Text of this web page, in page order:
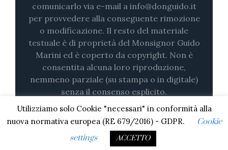
comunicarlo via e-mail a info@donguido.it
per provvedere alla conseguente rimozione
o modificazione. Il resto del materiale
testuale è di proprietà del Monsignor Guido
Marini ed è coperto da copyright. Non è
consentita alcuna loro riproduzione,
nemmeno parziale (su stampa o in digitale)
senza il consenso esplicito.
Utilizziamo solo Cookie "necessari" in conformità alla
nuova normativa europea (RE 679/2016) - GDPR.
Cookie
settings
ACCETTO